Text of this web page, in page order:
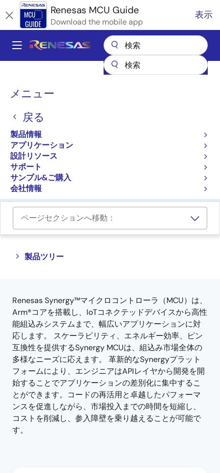
イ
ン
Renesas MCU Guide
Download the mobile app
表示
Main
メニュー
戻る
製品情報
アプリケーション
設計リソース
サポート
サンプル&ご購入
会社情報
パ
く
ず
マイクロコントローラとマイクロプロセッサ
Renesas Synergy™プラッ
トフォームMCU
ページセクションへ移動：
製品ツリー
Close
Open
Renesas Synergy™マイクロコントローラ（MCU）は、
Arm®コアを搭載し、IoTコネクテッドデバイスから高性
能組込みシステムまで、幅広いアプリケーションに対
応します。 スケーラビリティ、エネルギー効率、ピン
互換性を提供するSynergy MCUは、組込み市場全体の
多様なニーズに応えます。 革新的なSynergyプラット
フォームにより、エンジニアはAPIレイヤから開発を開
始することでアプリケーションの差別化に集中するこ
とができます。コードの再活用と卓越したパフォーマ
ンスを促進しながら、市場投入までの時間を短縮し、
コストを削減し、参入障壁を乗り越えることが可能で
す。